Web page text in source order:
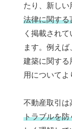
たり、新しい
法律に関する
く掲載され
ます。例え
建築に関する
用についてよ
不動産取引は
トラブルを防